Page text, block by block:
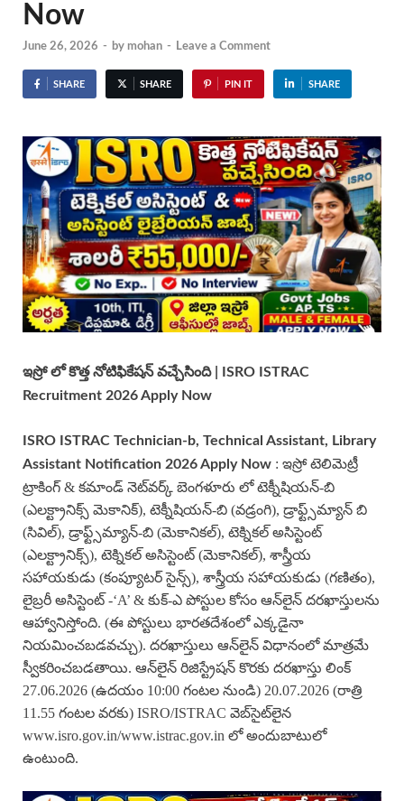
Now
June 26, 2026 - by mohan - Leave a Comment
SHARE SHARE PIN IT SHARE
ఇస్రో లో కొత్త నోటిఫికేషన్ వచ్చేసింది | ISRO ISTRAC
Recruitment 2026 Apply Now
ISRO ISTRAC Technician-b, Technical Assistant, Library
Assistant Notification 2026 Apply Now : ఇస్రో టెలిమెట్రీ
ట్రాకింగ్ & కమాండ్ నెట్‌వర్క్ బెంగళూరు లో టెక్నీషియన్-బి
(ఎలక్ట్రానిక్స్ మెకానిక్), టెక్నీషియన్-బి (వడ్రంగి), డ్రాఫ్ట్స్‌మ్యాన్ బి
(సివిల్), డ్రాఫ్ట్స్‌మ్యాన్-బి (మెకానికల్), టెక్నికల్ అసిస్టెంట్
(ఎలక్ట్రానిక్స్), టెక్నికల్ అసిస్టెంట్ (మెకానికల్), శాస్త్రీయ
సహాయకుడు (కంప్యూటర్ సైన్స్), శాస్త్రీయ సహాయకుడు (గణితం),
లైబ్రరీ అసిస్టెంట్ -‘A’ & కుక్-ఎ పోస్టుల కోసం ఆన్‌లైన్ దరఖాస్తులను
ఆహ్వానిస్తోంది. (ఈ పోస్టులు భారతదేశంలో ఎక్కడైనా
నియమించబడవచ్చు). దరఖాస్తులు ఆన్‌లైన్ విధానంలో మాత్రమే
స్వీకరించబడతాయి. ఆన్‌లైన్ రిజిస్ట్రేషన్ కొరకు దరఖాస్తు లింక్
27.06.2026 (ఉదయం 10:00 గంటల నుండి) 20.07.2026 (రాత్రి
11.55 గంటల వరకు) ISRO/ISTRAC వెబ్‌సైట్‌లైన
www.isro.gov.in/www.istrac.gov.in లో అందుబాటులో
ఉంటుంది.